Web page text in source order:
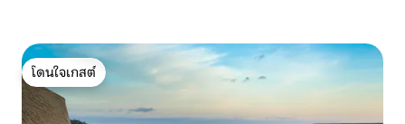
โดนใจเกสต์
โดนใจเกสต์